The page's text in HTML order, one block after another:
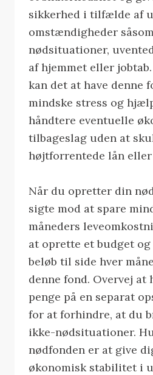
sikkerhed i tilfælde af
omstændigheder
nødsituationer,
af hjemmet eller
kan det at have denne
mindske stress og
håndtere eventuelle
tilbageslag uden at
højtforrentede lån
Når du opretter din
sigte mod at spare
måneders
at oprette et budget
beløb til side hver
denne fond. Overvej at
penge på en separat
for at forhindre, at du
ikke-nødsituationer.
nødfonden er at give
økonomisk stabilitet i